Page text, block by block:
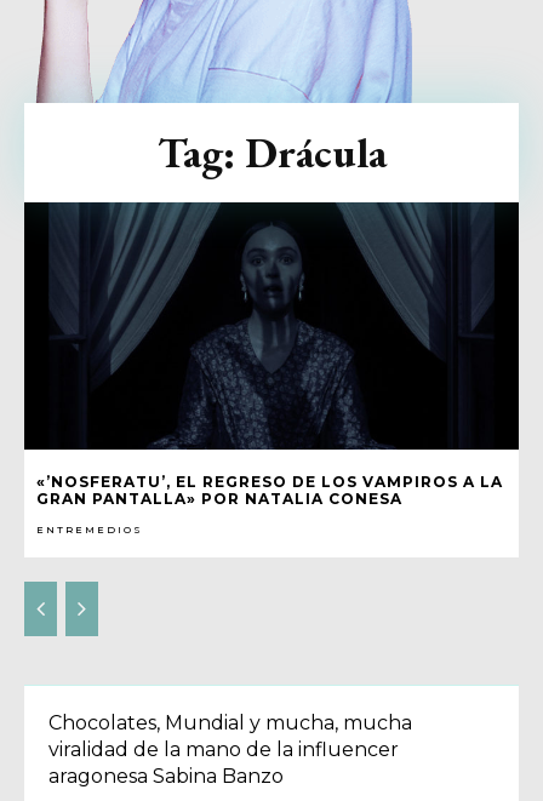
«’NOSFERATU’, EL REGRESO DE LOS VAMPIROS A LA
GRAN PANTALLA» POR NATALIA CONESA
ENTREMEDIOS
Tag: Drácula
Chocolates, Mundial y mucha, mucha
viralidad de la mano de la influencer
aragonesa Sabina Banzo